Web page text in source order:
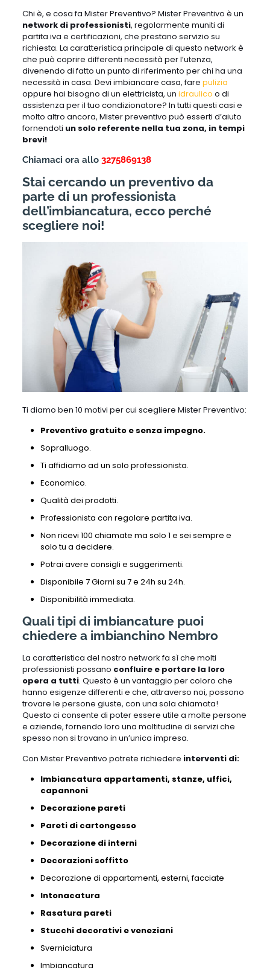
Chi è, e cosa fa Mister Preventivo? Mister Preventivo è un
network di professionisti, regolarmente muniti di
partita iva e certificazioni, che prestano servizio su
richiesta. La caratteristica principale di questo network è
che può coprire differenti necessità per l’utenza,
divenendo di fatto un punto di riferimento per chi ha una
necessità in casa. Devi imbiancare casa, fare pulizia
oppure hai bisogno di un elettricista, un idraulico o di
assistenza per il tuo condizionatore? In tutti questi casi e
molto altro ancora, Mister preventivo può esserti d’aiuto
fornendoti un solo referente nella tua zona, in tempi
brevi!
Chiamaci ora allo 3275869138
Stai cercando un preventivo da
parte di un professionista
dell’imbiancatura, ecco perché
scegliere noi!
Ti diamo ben 10 motivi per cui scegliere Mister Preventivo:
Preventivo gratuito e senza impegno.
Sopralluogo.
Ti affidiamo ad un solo professionista.
Economico.
Qualità dei prodotti.
Professionista con regolare partita iva.
Non ricevi 100 chiamate ma solo 1 e sei sempre e
solo tu a decidere.
Potrai avere consigli e suggerimenti.
Disponibile 7 Giorni su 7 e 24h su 24h.
Disponibilità immediata.
Quali tipi di imbiancature puoi
chiedere a imbianchino Nembro
La caratteristica del nostro network fa sì che molti
professionisti possano confluire e portare la loro
opera a tutti. Questo è un vantaggio per coloro che
hanno esigenze differenti e che, attraverso noi, possono
trovare le persone giuste, con una sola chiamata!
Questo ci consente di poter essere utile a molte persone
e aziende, fornendo loro una moltitudine di servizi che
spesso non si trovano in un’unica impresa.
Con Mister Preventivo potrete richiedere interventi di:
Imbiancatura appartamenti, stanze, uffici,
capannoni
Decorazione pareti
Pareti di cartongesso
Decorazione di interni
Decorazioni soffitto
Decorazione di appartamenti, esterni,facciate
Intonacatura
Rasatura pareti
Stucchi decorativi eveneziani
Sverniciatura
Imbiancatura